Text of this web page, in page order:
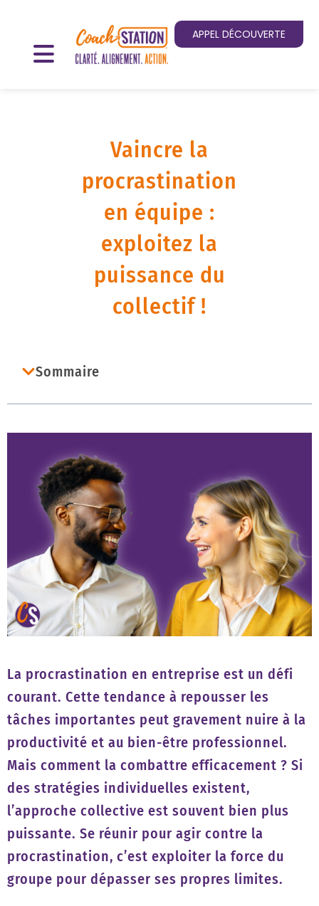
APPEL DÉCOUVERTE
Vaincre la
procrastination
en équipe :
exploitez la
puissance du
collectif !
Sommaire
La procrastination en entreprise est un défi
courant. Cette tendance à repousser les
tâches importantes peut gravement nuire à la
productivité et au bien-être professionnel.
Mais comment la combattre efficacement ? Si
des stratégies individuelles existent,
l’approche collective est souvent bien plus
puissante. Se réunir pour agir contre la
procrastination, c’est exploiter la force du
groupe pour dépasser ses propres limites.